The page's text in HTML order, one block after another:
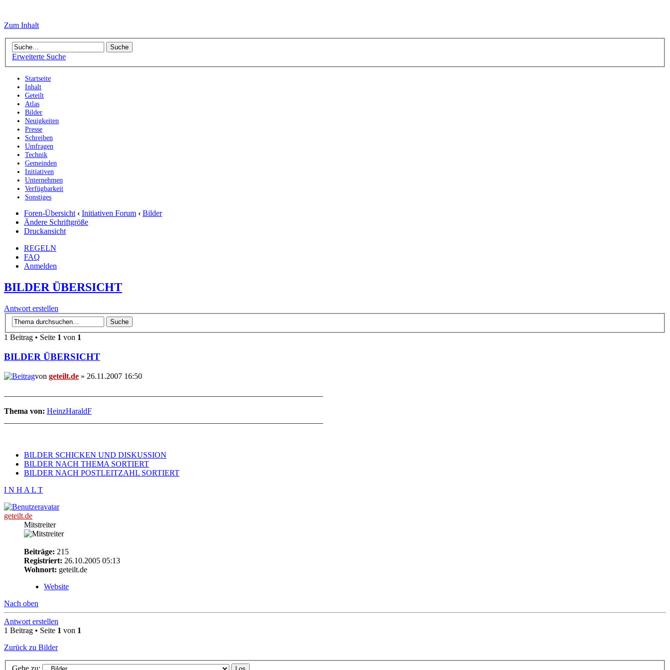
Zum Inhalt
Erweiterte Suche
Startseite
Inhalt
Geteilt
Atlas
Bilder
Neuigkeiten
Presse
Schreiben
Umfragen
Technik
Gemeinden
Initiativen
Unternehmen
Verfügbarkeit
Sonstiges
Foren-Übersicht ‹ Initiativen Forum ‹ Bilder
Ändere Schriftgröße
Druckansicht
REGELN
FAQ
Anmelden
BILDER ÜBERSICHT
Antwort erstellen
1 Beitrag • Seite 1 von 1
BILDER ÜBERSICHT
von geteilt.de » 26.11.2007 16:50
Thema von: HeinzHaraldF
BILDER SCHICKEN UND DISKUSSION
BILDER NACH THEMA SORTIERT
BILDER NACH POSTLEITZAHL SORTIERT
I N H A L T
geteilt.de
Mitstreiter
Beiträge: 215
Registriert: 26.10.2005 05:13
Wohnort: geteilt.de
Website
Nach oben
Antwort erstellen
1 Beitrag • Seite 1 von 1
Zurück zu Bilder